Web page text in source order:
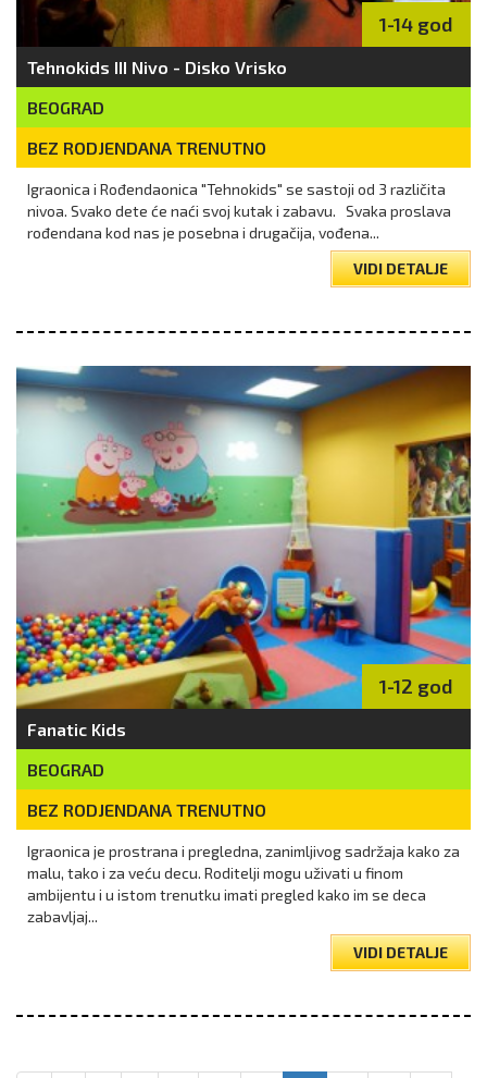
1-14 god
Tehnokids III Nivo - Disko Vrisko
BEOGRAD
BEZ RODJENDANA TRENUTNO
Igraonica i Rođendaonica "Tehnokids" se sastoji od 3 različita
nivoa. Svako dete će naći svoj kutak i zabavu. Svaka proslava
rođendana kod nas je posebna i drugačija, vođena...
VIDI DETALJE
1-12 god
Fanatic Kids
BEOGRAD
BEZ RODJENDANA TRENUTNO
Igraonica je prostrana i pregledna, zanimljivog sadržaja kako za
malu, tako i za veću decu. Roditelji mogu uživati u finom
ambijentu i u istom trenutku imati pregled kako im se deca
zabavljaj...
VIDI DETALJE